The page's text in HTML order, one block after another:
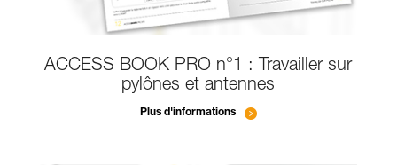
ACCESS BOOK PRO n°1 : Travailler sur
pylônes et antennes
Plus d'informations